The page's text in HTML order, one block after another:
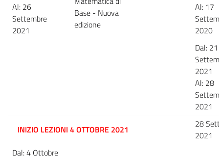
Al: 26
Settembre
2021
Base - Nuova
edizione
Al: 17
2020
Dal: 21
2021
Al: 28
2021
INIZIO LEZIONI 4 OTTOBRE 2021
28
2021
Dal: 4 Ottobre